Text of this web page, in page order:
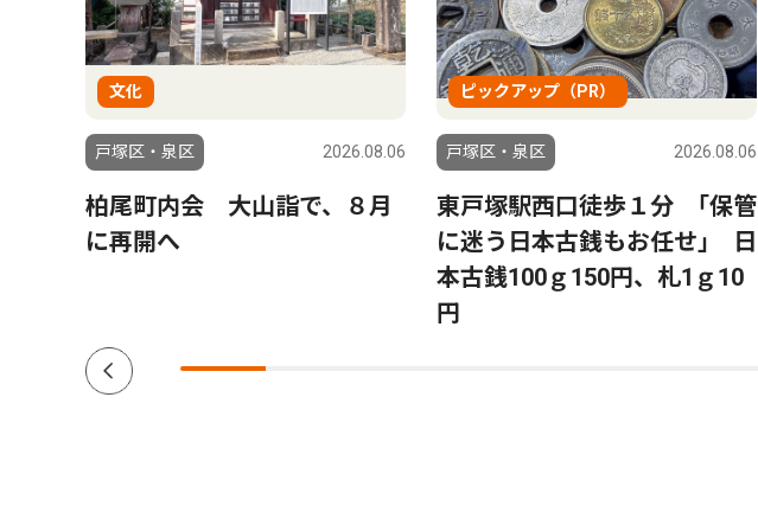
文化
戸塚区・泉区 2026.08.06
柏尾町内会 大山詣で、８月
に再開へ
ピックアップ（PR）
戸塚区・泉区 2026.08.06
東戸塚駅西口徒歩１分 ｢保管
に迷う日本古銭もお任せ｣ 日
本古銭100ｇ150円、札1ｇ10
円